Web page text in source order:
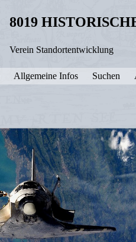
8019
Verein Standortentwicklung
Allgemeine Infos Suchen